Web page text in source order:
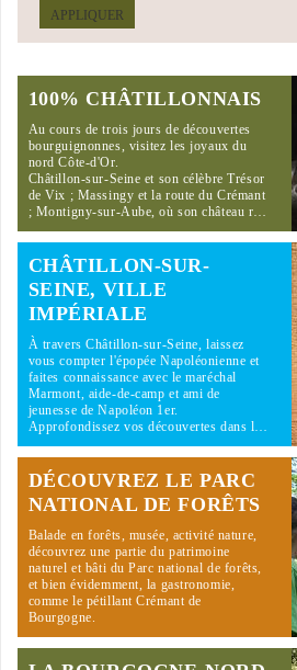
APPLIQUER
100% CHÂTILLONNAIS
Au cours de trois jours de découvertes
bourguignonnes, visitez les joyaux du
nord Côte-d'Or.
Châtillon-sur-Seine et son célèbre Trésor
de Vix ; Massingy et la route du Crémant
; Montigny-sur-Aube, où son château r…
CHÂTILLON-SUR-
SEINE, VILLE
IMPÉRIALE
À travers Châtillon-sur-Seine, laissez
vous compter l'épopée Napoléonienne et
faites connaissance avec le maréchal
Marmont, aide-de-camp et ami de
jeunesse de Napoléon 1er.
Approfondissez vos découvertes dans l…
DÉCOUVREZ LE PARC
NATIONAL DE FORÊTS
Balade en forêts, musée, activité nature,
découvrez une partie du patrimoine
naturel et bâti du Parc national de forêts,
et bien évidemment, la gastronomie,
comme le pétillant Crémant de
Bourgogne.